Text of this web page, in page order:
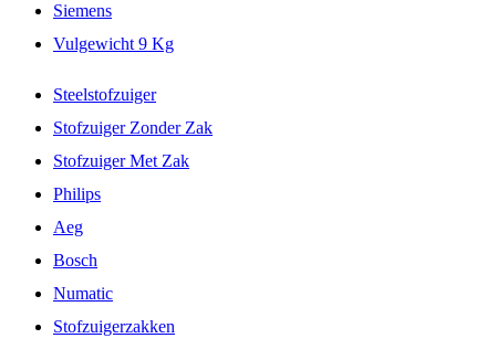
Siemens
Vulgewicht 9 Kg
Steelstofzuiger
Stofzuiger Zonder Zak
Stofzuiger Met Zak
Philips
Aeg
Bosch
Numatic
Stofzuigerzakken